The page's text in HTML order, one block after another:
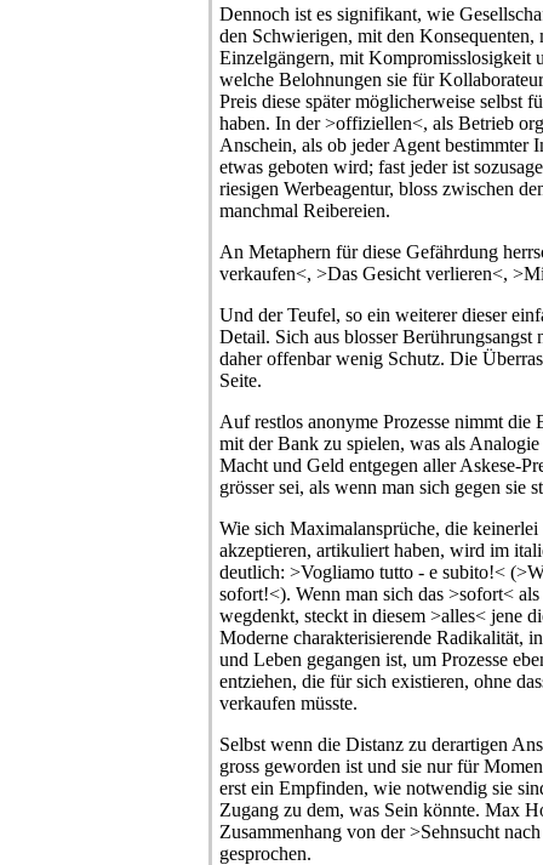
Dennoch ist es signifikant, wie
den Schwierigen, mit den
Einzelgängern, mit Kompromisslosigkeit
welche Belohnungen sie für
Preis diese später möglicherweise selbst
haben. In der >offiziellen<, als Betrieb
Anschein, als ob jeder Agent bestimmter
etwas geboten wird; fast jeder ist
riesigen Werbeagentur, bloss zwischen
manchmal Reibereien.
An Metaphern für diese Gefährdung
verkaufen<, >Das Gesicht verlieren<,
Und der Teufel, so ein weiterer dieser
Detail. Sich aus blosser Berührungsangst
daher offenbar wenig Schutz. Die
Seite.
Auf restlos anonyme Prozesse nimmt
mit der Bank zu spielen, was als
Macht und Geld entgegen aller Askese-
grösser sei, als wenn man sich gegen sie
Wie sich Maximalansprüche, die
akzeptieren, artikuliert haben, wird im
deutlich: >Vogliamo tutto - e subito!<
sofort!<). Wenn man sich das >sofort<
wegdenkt, steckt in diesem >alles< jene
Moderne charakterisierende Radikalität,
und Leben gegangen ist, um Prozesse
entziehen, die für sich existieren, ohne
verkaufen müsste.
Selbst wenn die Distanz zu derartigen
gross geworden ist und sie nur für
erst ein Empfinden, wie notwendig sie
Zugang zu dem, was Sein könnte. Max
Zusammenhang von der >Sehnsucht
gesprochen.